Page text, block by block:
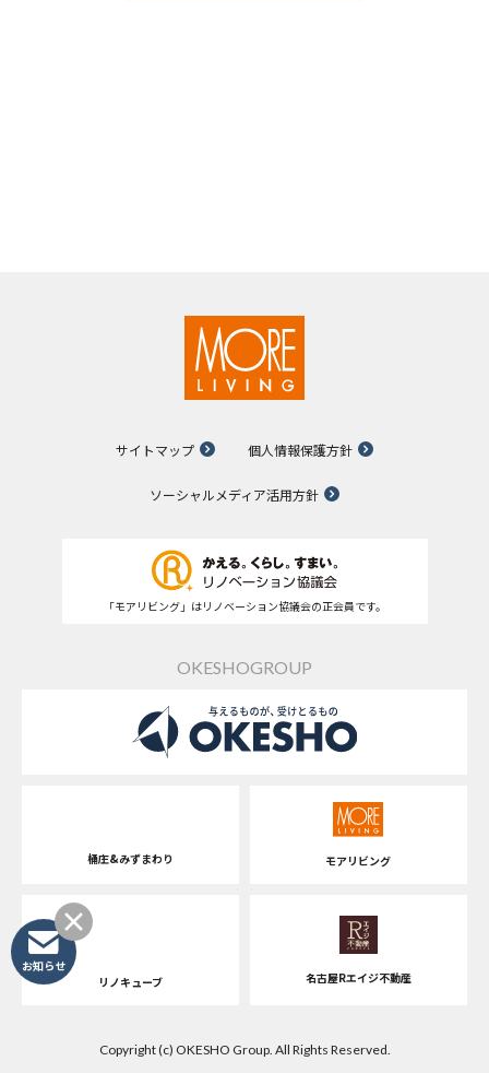
サイトマップ 個人情報保護方針
ソーシャルメディア活用方針
「モアリビング」はリノベーション協議会の正会員です。
OKESHOGROUP
桶庄&みずまわり モアリビング
リノキューブ 名古屋Rエイジ不動産
Copyright (c) OKESHO Group. All Rights Reserved.
お知らせ